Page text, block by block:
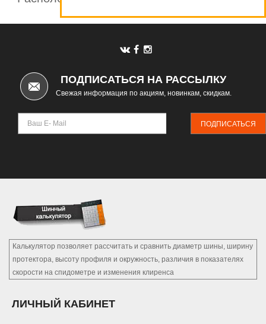
ПОДПИСАТЬСЯ НА РАССЫЛКУ
Свежая информация по акциям, новинкам, скидкам.
ПОДПИСАТЬСЯ
Калькулятор позволяет рассчитать и сравнить диаметр шины, ширину
протектора, высоту профиля и окружность, различия в показателях
скорости на спидометре и изменения клиренса
ЛИЧНЫЙ КАБИНЕТ